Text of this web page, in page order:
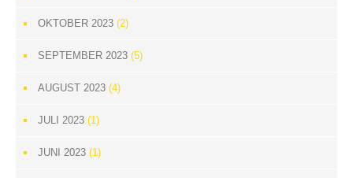
OKTOBER 2023 (2)
SEPTEMBER 2023 (5)
AUGUST 2023 (4)
JULI 2023 (1)
JUNI 2023 (1)